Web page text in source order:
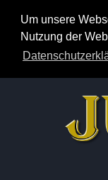
Um unsere
Nutzung der